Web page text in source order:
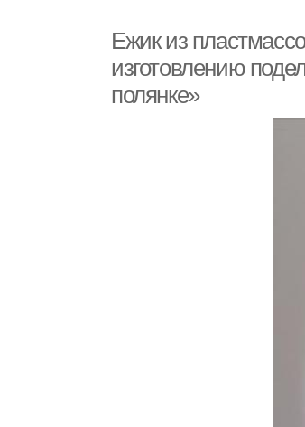
Ежик из
изготовлению
полянке»